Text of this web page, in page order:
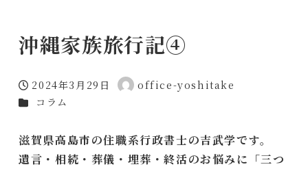
沖縄家族旅行記④
投稿日
2024年3月29日
著
office-yoshitake
カテゴリー
コラム
滋賀県高島市の住職系行政書士の吉武学です。
遺言・相続・葬儀・埋葬・終活のお悩みに「三つ